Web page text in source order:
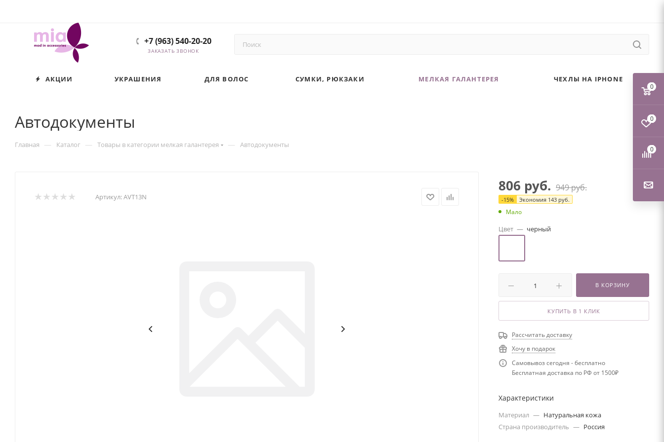
+7 (963) 540-20-20
ЗАКАЗАТЬ ЗВОНОК
АКЦИИ УКРАШЕНИЯ ДЛЯ ВОЛОС СУМКИ, РЮКЗАКИ МЕЛКАЯ ГАЛАНТЕРЕЯ ЧЕХЛЫ НА IPHONE
Автодокументы
Главная — Каталог — Товары в категории мелкая галантерея — Автодокументы
Артикул:AVT13N
806 руб. 949руб.
-15% Экономия 143 руб.
Мало
Цвет — черный
В КОРЗИНУ
КУПИТЬ В 1 КЛИК
Рассчитать доставку
Хочу в подарок
Самовывоз сегодня - бесплатно
Бесплатная доставка по РФ от 1500₽
Характеристики
Материал — Натуральная кожа
Страна производитель — Россия
0
0
0